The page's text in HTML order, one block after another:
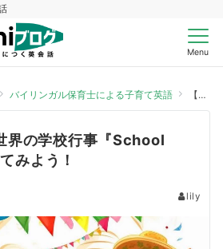
Menu
バイリンガル保育士による子育て英語 【子育て英語】世界の学校行事『School Events』を探ってみよう！
界の学校行事『School
みよう！
lily